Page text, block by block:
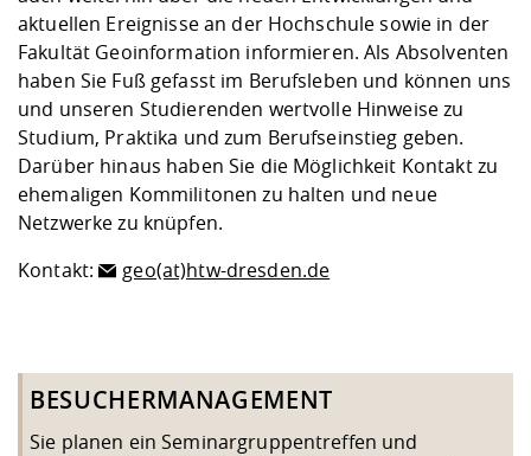
aktuellen Ereignisse an der Hochschule sowie in der
Fakultät Geoinformation informieren. Als Absolventen
haben Sie Fuß gefasst im Berufsleben und können uns
und unseren Studierenden wertvolle Hinweise zu
Studium, Praktika und zum Berufseinstieg geben.
Darüber hinaus haben Sie die Möglichkeit Kontakt zu
ehemaligen Kommilitonen zu halten und neue
Netzwerke zu knüpfen.
Kontakt:
geo(at)htw-dresden.de
BESUCHERMANAGEMENT
Sie planen ein Seminargruppentreffen und